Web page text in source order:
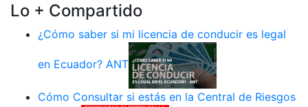
Lo + Compartido
¿Cómo saber si mi licencia de conducir es legal
en Ecuador? ANT
Cómo Consultar si estás en la Central de Riesgos